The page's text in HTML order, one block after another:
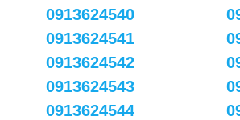
0913624540
0913624541
0913624542
0913624543
0913624544